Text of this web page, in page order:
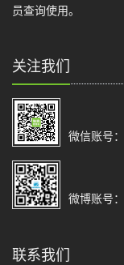
员查询使用。
关注我们
微信账号：
微博账号：
联系我们